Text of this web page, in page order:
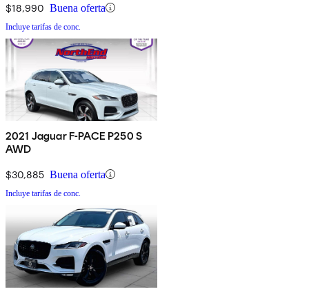
$18,990 Buena oferta
Incluye tarifas de conc.
2021 Jaguar F-PACE P250 S
AWD
$30,885 Buena oferta
Incluye tarifas de conc.